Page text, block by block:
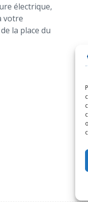
électrique,
votre
la place du